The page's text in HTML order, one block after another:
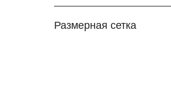
Размерная сетка